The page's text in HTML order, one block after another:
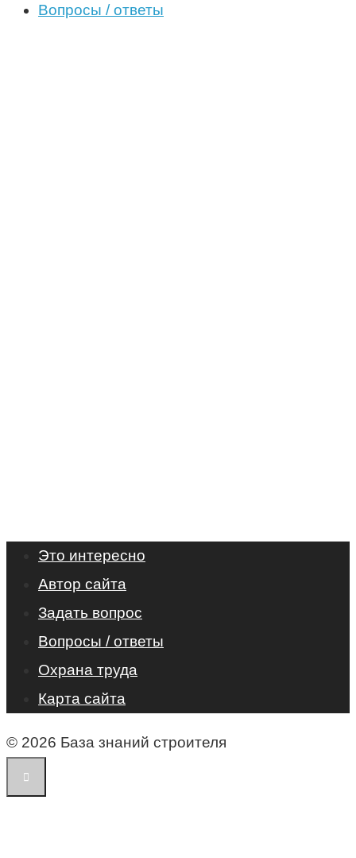
Вопросы / ответы
Это интересно
Автор сайта
Задать вопрос
Вопросы / ответы
Охрана труда
Карта сайта
© 2026 База знаний строителя